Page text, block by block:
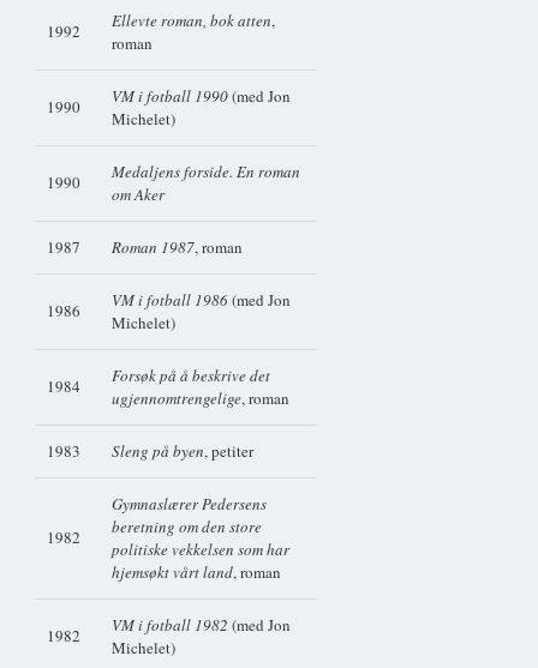
1992 Ellevte roman, bok atten,
roman
1990 VM i fotball 1990(med Jon
Michelet)
1990
Medaljens forside. En roman
om Aker
1987 Roman 1987, roman
1986 VM i fotball 1986(med Jon
Michelet)
1984
Forsøk på å beskrive det
ugjennomtrengelige, roman
1983 Sleng på byen, petiter
1982
Gymnaslærer Pedersens
beretning om den store
politiske vekkelsen som har
hjemsøkt vårt land, roman
1982 VM i fotball 1982 (med Jon
Michelet)